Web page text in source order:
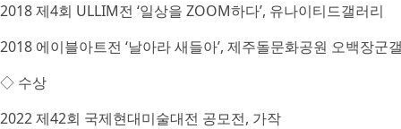
2018 제4회 ULLIM전 ‘일상을 ZOOM하다’, 유나이티드갤러리
2018 에이블아트전 ‘날아라 새들아’, 제주돌문화공원 오백장군
◇ 수상
2022 제42회 국제현대미술대전 공모전, 가작